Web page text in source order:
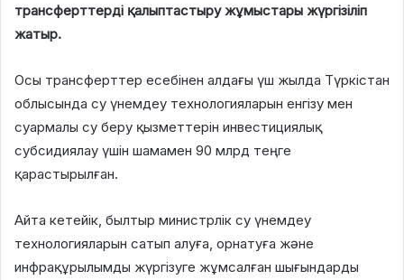
трансферттерді қалыптастыру жұмыстары жүргізіліп
жатыр.
Осы трансферттер есебінен алдағы үш жылда Түркістан
облысында су үнемдеу технологияларын енгізу мен
суармалы су беру қызметтерін инвестициялық
субсидиялау үшін шамамен 90 млрд теңге
қарастырылған.
Айта кетейік, былтыр министрлік су үнемдеу
технологияларын сатып алуға, орнатуға және
инфрақұрылымды жүргізуге жұмсалған шығындарды